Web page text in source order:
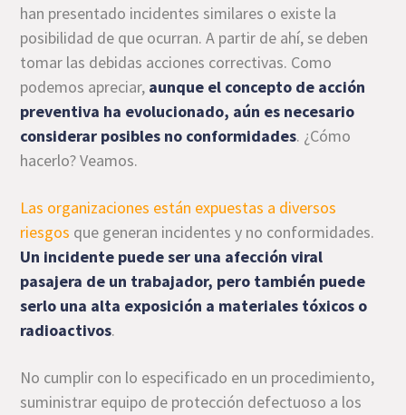
han presentado incidentes similares o existe la
posibilidad de que ocurran. A partir de ahí, se deben
tomar las debidas acciones correctivas. Como
podemos apreciar, aunque el concepto de acción
preventiva ha evolucionado, aún es necesario
considerar posibles no conformidades. ¿Cómo
hacerlo? Veamos.
Las organizaciones están expuestas a diversos
riesgos que generan incidentes y no conformidades.
Un incidente puede ser una afección viral
pasajera de un trabajador, pero también puede
serlo una alta exposición a materiales tóxicos o
radioactivos.
No cumplir con lo especificado en un procedimiento,
suministrar equipo de protección defectuoso a los